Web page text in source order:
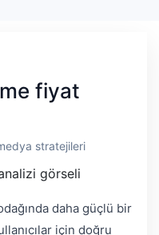
fiyat
stratejileri
daha güçlü bir
için doğru